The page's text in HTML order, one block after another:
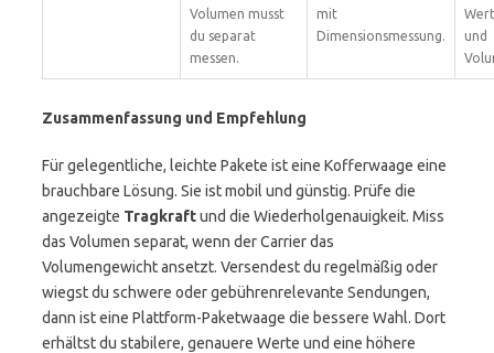
Volumen musst
du separat
messen.
mit
Dimensionsmessung.
und
Zusammenfassung und Empfehlung
Für gelegentliche, leichte Pakete ist eine Kofferwaage eine
brauchbare Lösung. Sie ist mobil und günstig. Prüfe die
angezeigte Tragkraftund die Wiederholgenauigkeit. Miss
das Volumen separat, wenn der Carrier das
Volumengewicht ansetzt. Versendest du regelmäßig oder
wiegst du schwere oder gebührenrelevante Sendungen,
dann ist eine Plattform-Paketwaage die bessere Wahl. Dort
erhältst du stabilere, genauere Werte und eine höhere